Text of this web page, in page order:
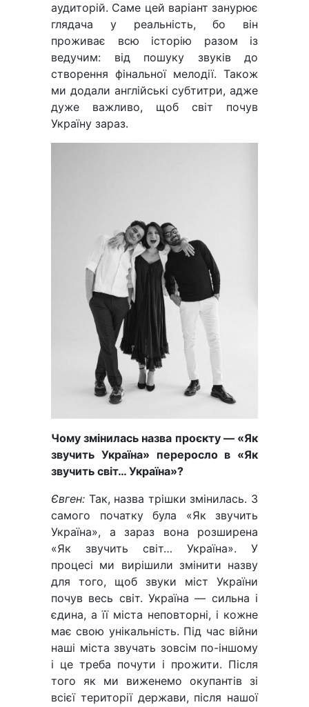
аудиторій. Саме цей варіант занурює
глядача у реальність, бо він
проживає всю історію разом із
ведучим: від пошуку звуків до
створення фінальної мелодії. Також
ми додали англійські субтитри, адже
дуже важливо, щоб світ почув
Україну зараз.
Чому змінилась назва проєкту — «Як
звучить Україна» переросло в «Як
звучить світ… Україна»?
Євген: Так, назва трішки змінилась. З
самого початку була «Як звучить
Україна», а зараз вона розширена
«Як звучить світ… Україна». У
процесі ми вирішили змінити назву
для того, щоб звуки міст України
почув весь світ. Україна — сильна і
єдина, а її міста неповторні, і кожне
має свою унікальність. Під час війни
наші міста звучать зовсім по-іншому
і це треба почути і прожити. Після
того як ми виженемо окупантів зі
всієї території держави, після нашої